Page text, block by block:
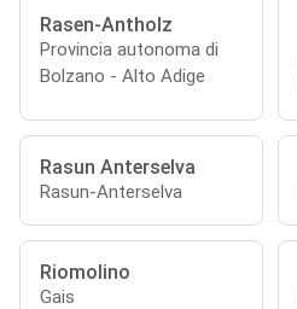
Rasen-Antholz
Provincia autonoma di
Bolzano - Alto Adige
Rasun Anterselva
Rasun-Anterselva
Riomolino
Gais